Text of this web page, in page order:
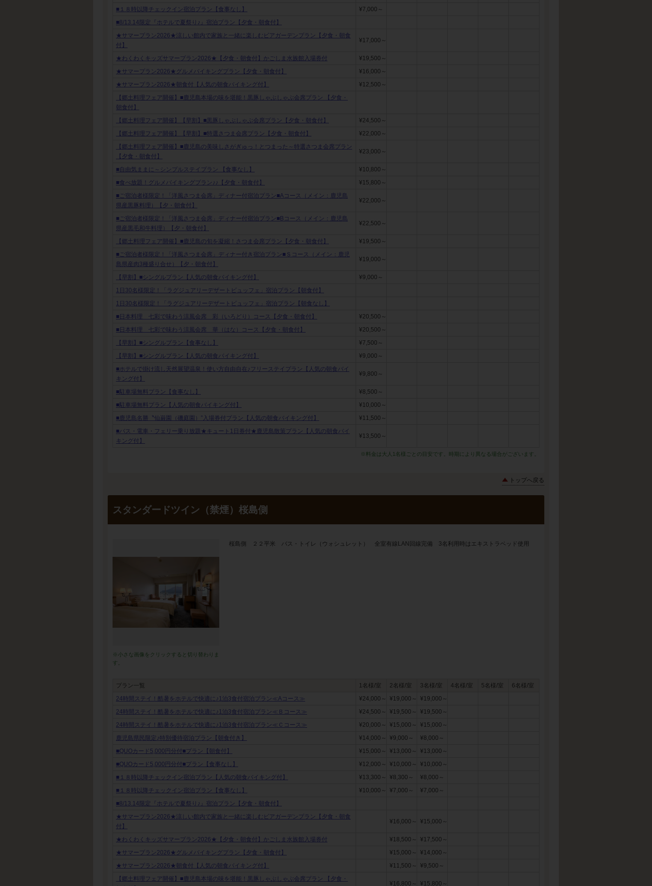
■１８時以降チェックイン宿泊プラン【食事なし】
¥7,000～
■8/13.14限定『ホテルで夏祭り♪』宿泊プラン【夕食・朝食付】
★サマープラン2026★涼しい館内で家族と一緒に楽しむビアガーデンプラン【夕食・朝食
付】
¥17,000～
★わくわくキッズサマープラン2026★【夕食・朝食付】かごしま水族館入場券付
¥19,500～
★サマープラン2026★グルメバイキングプラン【夕食・朝食付】
¥16,000～
★サマープラン2026★朝食付【人気の朝食バイキング付】
¥12,500～
【郷土料理フェア開催】■鹿児島本場の味を堪能！黒豚しゃぶしゃぶ会席プラン 【夕食・
朝食付】
【郷土料理フェア開催】【早割】■黒豚しゃぶしゃぶ会席プラン【夕食・朝食付】
¥24,500～
【郷土料理フェア開催】【早割】■特選さつま会席プラン【夕食・朝食付】
¥22,000～
【郷土料理フェア開催】■鹿児島の美味しさがぎゅっ！とつまった～特選さつま会席プラン
【夕食・朝食付】
¥23,000～
■自由気ままに～シンプルステイプラン 【食事なし】
¥10,800～
■食べ放題！グルメバイキングプラン♪♪【夕食・朝食付】
¥15,800～
■ご宿泊者様限定！「洋風さつま会席」ディナー付宿泊プラン■Aコース（メイン：鹿児島
県産黒豚料理）【夕・朝食付】
¥22,000～
■ご宿泊者様限定！「洋風さつま会席」ディナー付宿泊プラン■Bコース（メイン：鹿児島
県産黒毛和牛料理）【夕・朝食付】
¥22,500～
【郷土料理フェア開催】■鹿児島の旬を凝縮！さつま会席プラン【夕食・朝食付】
¥19,500～
■ご宿泊者様限定！「洋風さつま会席」ディナー付き宿泊プラン■Ｓコース（メイン：鹿児
島県産肉3種盛り合せ）【夕・朝食付】
¥19,000～
【早割】■シングルプラン【人気の朝食バイキング付】
¥9,000～
1日30名様限定！「ラグジュアリーデザートビュッフェ」宿泊プラン【朝食付】
1日30名様限定！「ラグジュアリーデザートビュッフェ」宿泊プラン【朝食なし】
■日本料理 七彩で味わう涼風会席 彩（いろどり）コース【夕食・朝食付】
¥20,500～
■日本料理 七彩で味わう涼風会席 華（はな）コース【夕食・朝食付】
¥20,500～
【早割】■シングルプラン【食事なし】
¥7,500～
【早割】■シングルプラン【人気の朝食バイキング付】
¥9,000～
■ホテルで掛け流し天然展望温泉！使い方自由自在♪フリーステイプラン【人気の朝食バイ
キング付】
¥9,800～
■駐車場無料プラン【食事なし】
¥8,500～
■駐車場無料プラン【人気の朝食バイキング付】
¥10,000～
■鹿児島名勝〝仙巌園（磯庭園）”入場券付プラン【人気の朝食バイキング付】
¥11,500～
■バス・電車・フェリー乗り放題★キュート1日券付★鹿児島散策プラン【人気の朝食バイ
キング付】
¥13,500～
※料金は大人1名様ごとの目安です。時期により異なる場合がございます。
トップへ戻る
スタンダードツイン（禁煙）桜島側
※小さな画像をクリックすると切り替わりま
す。
桜島側 ２２平米 バス・トイレ（ウォシュレット） 全室有線LAN回線完備 3名利用時はエキストラベッド使用
プラン一覧 1名様/室 2名様/室 3名様/室 4名様/室 5名様/室
6名様/室
24時間ステイ！酷暑をホテルで快適に♪1泊3食付宿泊プラン≪Aコース≫
¥24,000～ ¥19,000～
¥19,000～
24時間ステイ！酷暑をホテルで快適に♪1泊3食付宿泊プラン≪Ｂコース≫
¥24,500～ ¥19,500～
¥19,500～
24時間ステイ！酷暑をホテルで快適に♪1泊3食付宿泊プラン≪Ｃコース≫
¥20,000～ ¥15,000～
¥15,000～
鹿児島県民限定♪特別優待宿泊プラン【朝食付き】
¥14,000～ ¥9,000～
¥8,000～
■QUOカード5,000円分付■プラン【朝食付】
¥15,000～ ¥13,000～
¥13,000～
■QUOカード5,000円分付■プラン【食事なし】
¥12,000～ ¥10,000～
¥10,000～
■１８時以降チェックイン宿泊プラン【人気の朝食バイキング付】
¥13,300～ ¥8,300～
¥8,000～
■１８時以降チェックイン宿泊プラン【食事なし】
¥10,000～ ¥7,000～
¥7,000～
■8/13.14限定『ホテルで夏祭り♪』宿泊プラン【夕食・朝食付】
★サマープラン2026★涼しい館内で家族と一緒に楽しむビアガーデンプラン【夕食・朝食
付】
¥16,000～ ¥15,000～
★わくわくキッズサマープラン2026★【夕食・朝食付】かごしま水族館入場券付 ¥18,500～
¥17,500～
★サマープラン2026★グルメバイキングプラン【夕食・朝食付】
¥15,000～
¥14,000～
★サマープラン2026★朝食付【人気の朝食バイキング付】
¥11,500～
¥9,500～
【郷土料理フェア開催】■鹿児島本場の味を堪能！黒豚しゃぶしゃぶ会席プラン 【夕食・
¥16,800～ ¥15,800～